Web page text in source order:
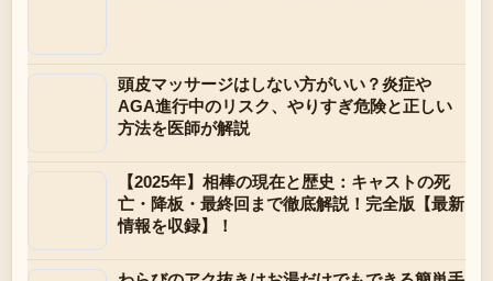
頭皮マッサージはしない方がいい？炎症や
AGA進行中のリスク、やりすぎ危険と正しい
方法を医師が解説
【2025年】相棒の現在と歴史：キャストの死
亡・降板・最終回まで徹底解説！完全版【最新
情報を収録】！